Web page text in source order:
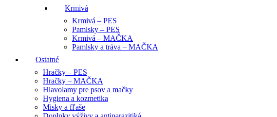
Krmivá
Krmivá – PES
Pamlsky – PES
Krmivá – MAČKA
Pamlsky a tráva – MAČKA
Ostatné
Hračky – PES
Hračky – MAČKA
Hlavolamy pre psov a mačky
Hygiena a kozmetika
Misky a fľaše